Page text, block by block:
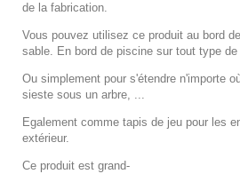
de la fabrication.
Vous pouvez utilisez ce produit au bord
sable. En bord de piscine sur tout type de
Ou simplement pour s'étendre n'importe
sieste sous un arbre, ...
Egalement comme tapis de jeu pour les
extérieur.
Ce produit est grand-